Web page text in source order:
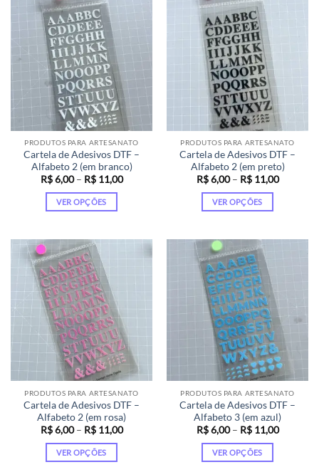
várias
variantes.
As
opções
podem
ser
escolhidas
na
página
do
produto
várias
variantes.
As
opções
podem
ser
escolhidas
na
página
do
produto
PRODUTOS PARA ARTESANATO
Cartela de Adesivos DTF –
Alfabeto 2 (em branco)
R$6,00 – R$11,00Faixa
VER OPÇÕES
tem
várias
variantes.
As
opções
podem
ser
escolhidas
na
página
do
produto
PRODUTOS PARA ARTESANATO
Cartela de Adesivos DTF –
Alfabeto 2 (em preto)
R$6,00 – R$11,00Faixa
VER OPÇÕES
tem
várias
variantes.
As
opções
podem
ser
escolhidas
na
página
do
produto
PRODUTOS PARA ARTESANATO
Cartela de Adesivos DTF –
Alfabeto 2 (em rosa)
R$6,00 – R$11,00Faixa
VER OPÇÕES
PRODUTOS PARA ARTESANATO
Cartela de Adesivos DTF –
Alfabeto 3 (em azul)
R$6,00 – R$11,00Faixa
VER OPÇÕES